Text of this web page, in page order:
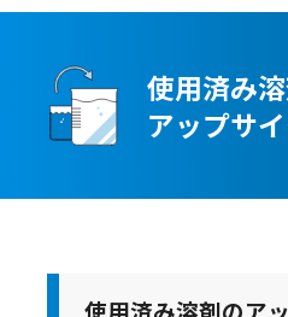
使用済み
アップサ